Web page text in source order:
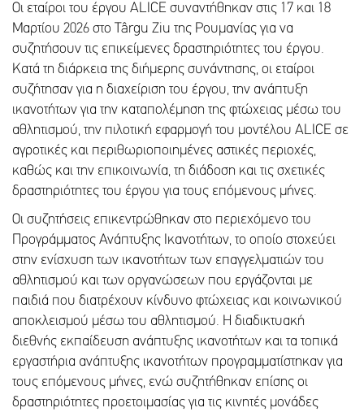
Οι εταίροι του έργου ALICE συναντήθηκαν στις 17 και 18
Μαρτίου 2026 στο Târgu Ziu της Ρουμανίας για να
συζητήσουν τις επικείμενες δραστηριότητες του έργου.
Κατά τη διάρκεια της διήμερης συνάντησης, οι εταίροι
συζήτησαν για η διαχείριση του έργου, την ανάπτυξη
ικανοτήτων για την καταπολέμηση της φτώχειας μέσω του
αθλητισμού, την πιλοτική εφαρμογή του μοντέλου ALICE σε
αγροτικές και περιθωριοποιημένες αστικές περιοχές,
καθώς και την επικοινωνία, τη διάδοση και τις σχετικές
δραστηριότητες του έργου για τους επόμενους μήνες.
Οι συζητήσεις επικεντρώθηκαν στο περιεχόμενο του
Προγράμματος Ανάπτυξης Ικανοτήτων, το οποίο στοχεύει
στην ενίσχυση των ικανοτήτων των επαγγελματιών του
αθλητισμού και των οργανώσεων που εργάζονται με
παιδιά που διατρέχουν κίνδυνο φτώχειας και κοινωνικού
αποκλεισμού μέσω του αθλητισμού. Η διαδικτυακή
διεθνής εκπαίδευση ανάπτυξης ικανοτήτων και τα τοπικά
εργαστήρια ανάπτυξης ικανοτήτων προγραμματίστηκαν για
τους επόμενους μήνες, ενώ συζητήθηκαν επίσης οι
δραστηριότητες προετοιμασίας για τις κινητές μονάδες